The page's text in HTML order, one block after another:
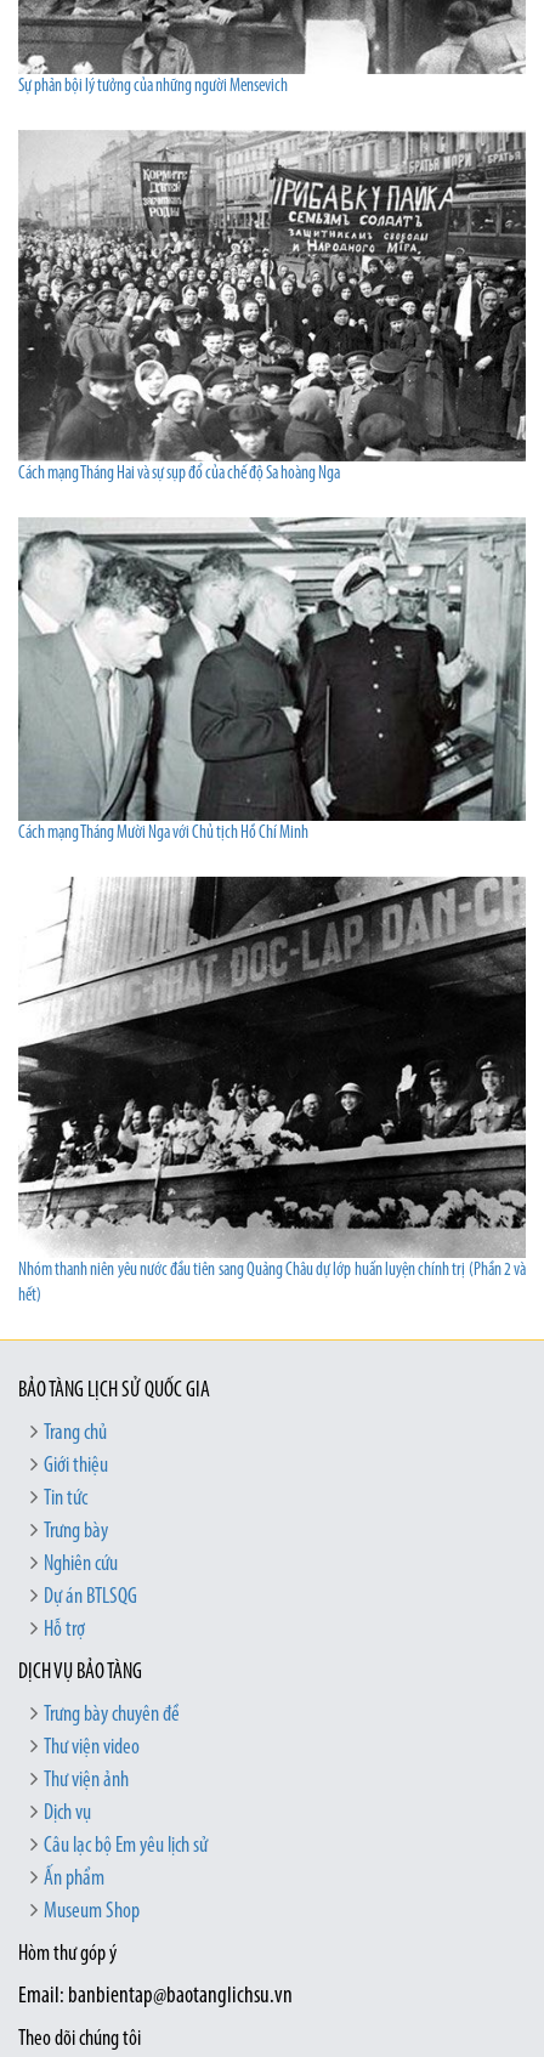
Sự phản bội lý tưởng của những người Mensevich
Cách mạng Tháng Hai và sự sụp đổ của chế độ Sa hoàng Nga
Cách mạng Tháng Mười Nga với Chủ tịch Hồ Chí Minh
Nhóm thanh niên yêu nước đầu tiên sang Quảng Châu dự lớp huấn luyện chính trị (Phần 2 và
hết)
BẢO TÀNG LỊCH SỬ QUỐC GIA
Trang chủ
Giới thiệu
Tin tức
Trưng bày
Nghiên cứu
Dự án BTLSQG
Hỗ trợ
DỊCH VỤ BẢO TÀNG
Trưng bày chuyên đề
Thư viện video
Thư viện ảnh
Dịch vụ
Câu lạc bộ Em yêu lịch sử
Ấn phẩm
Museum Shop
Hòm thư góp ý
Email: banbientap@baotanglichsu.vn
Theo dõi chúng tôi